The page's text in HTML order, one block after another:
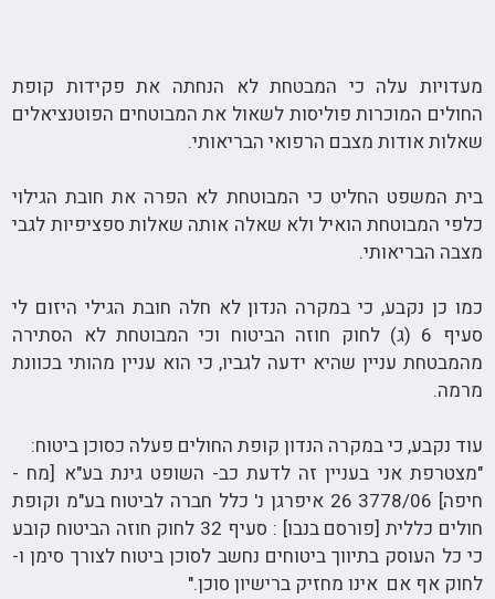
מעדויות עלה כי המבטחת לא הנחתה את פקידות קופת
החולים המוכרות פוליסות לשאול את המבוטחים הפוטנציאלים
שאלות אודות מצבם הרפואי הבריאותי.
בית המשפט החליט כי המבוטחת לא הפרה את חובת הגילוי
כלפי המבוטחת הואיל ולא שאלה אותה שאלות ספציפיות לגבי
מצבה הבריאותי.
כמו כן נקבע, כי במקרה הנדון לא חלה חובת הגילי היזום לי
סעיף 6 (ג) לחוק חוזה הביטוח וכי המבוטחת לא הסתירה
מהמבטחת עניין שהיא ידעה לגביו, כי הוא עניין מהותי בכוונת
מרמה.
עוד נקבע, כי במקרה הנדון קופת החולים פעלה כסוכן ביטוח:
"מצטרפת אני בעניין זה לדעת כב- השופט גינת בע"א [מח -
חיפה] 3778/06 26 איפרגן נ' כלל חברה לביטוח בע"מ וקופת
חולים כללית [פורסם בנבו] : סעיף 32 לחוק חוזה הביטוח קובע
כי כל העוסק בתיווך ביטוחים נחשב לסוכן ביטוח לצורך סימן ו-
לחוק אף אם אינו מחזיק ברישיון סוכן."